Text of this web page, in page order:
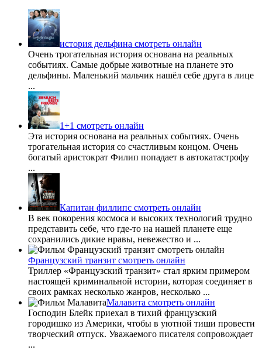
история дельфина смотреть онлайн
Очень трогательная история основана на реальных
событиях. Самые добрые животные на планете это
дельфины. Маленький мальчик нашёл себе друга в лице
...
1+1 смотреть онлайн
Эта история основана на реальных событиях. Очень
трогательная история со счастливым концом. Очень
богатый аристократ Филип попадает в автокатастрофу
...
Капитан филлипс смотреть онлайн
В век покорения космоса и высоких технологий трудно
представить себе, что где-то на нашей планете еще
сохранились дикие нравы, невежество и ...
Французский транзит смотреть онлайн
Триллер «Французский транзит» стал ярким примером
настоящей криминальной истории, которая соединяет в
своих рамках несколько жанров, несколько ...
Малавита смотреть онлайн
Господин Блейк приехал в тихий французский
городишко из Америки, чтобы в уютной тиши провести
творческий отпуск. Уважаемого писателя сопровождает
...